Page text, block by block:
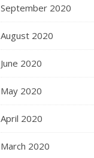
September 2020
August 2020
June 2020
May 2020
April 2020
March 2020